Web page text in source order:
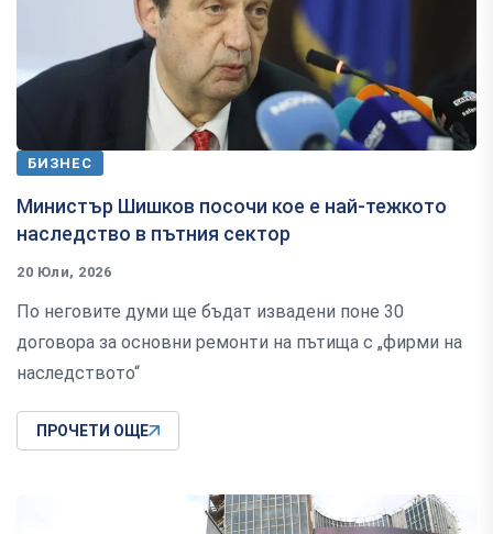
БИЗНЕС
Министър Шишков посочи кое е най-тежкото
наследство в пътния сектор
20 Юли, 2026
По неговите думи ще бъдат извадени поне 30
договора за основни ремонти на пътища с „фирми на
наследството“
ПРОЧЕТИ ОЩЕ